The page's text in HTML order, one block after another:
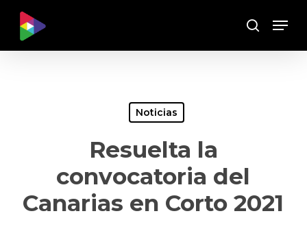
main
Buscar
Menu
Noticias
Resuelta la
convocatoria del
Canarias en Corto 2021